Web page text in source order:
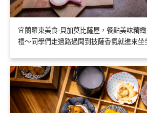
宜蘭羅東美食-貝加莫比薩屋，餐點美味精
禮～同學們走過路過聞到披薩香氣就進來坐